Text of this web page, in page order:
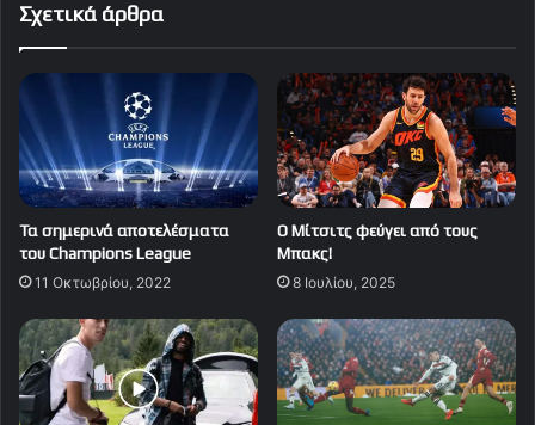
Σχετικά άρθρα
Τα σημερινά αποτελέσματα
του Champions League
11 Οκτωβρίου, 2022
Ο Μίτσιτς φεύγει από τους
Μπακς!
8 Ιουλίου, 2025